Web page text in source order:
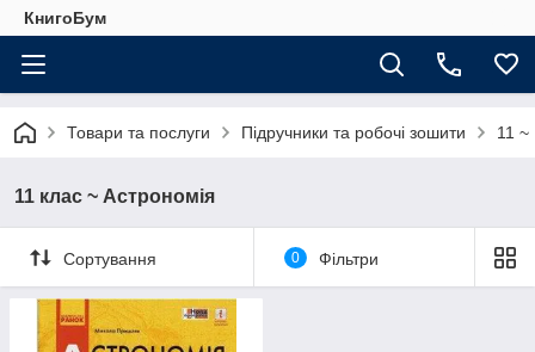
КнигоБум
Товари та послуги Підручники та робочі зошити 11 ~
11 клас ~ Астрономія
Сортування 0 Фільтри